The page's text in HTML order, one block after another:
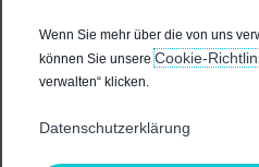
Wenn Sie mehr über die von uns
können Sie unsere
verwalten“ klicken.
Datenschutzerklärung